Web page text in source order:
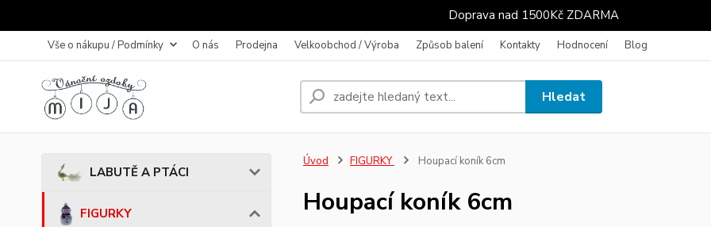
Doprava nad 1500Kč ZDARMA
Vše o nákupu / Podmínky O nás Prodejna Velkoobchod / Výroba Způsob balení Kontakty Hodnocení Blog
Hledat
LABUTĚ A PTÁCI
FIGURKY
Úvod FIGURKY Houpací koník 6cm
Houpací koník 6cm